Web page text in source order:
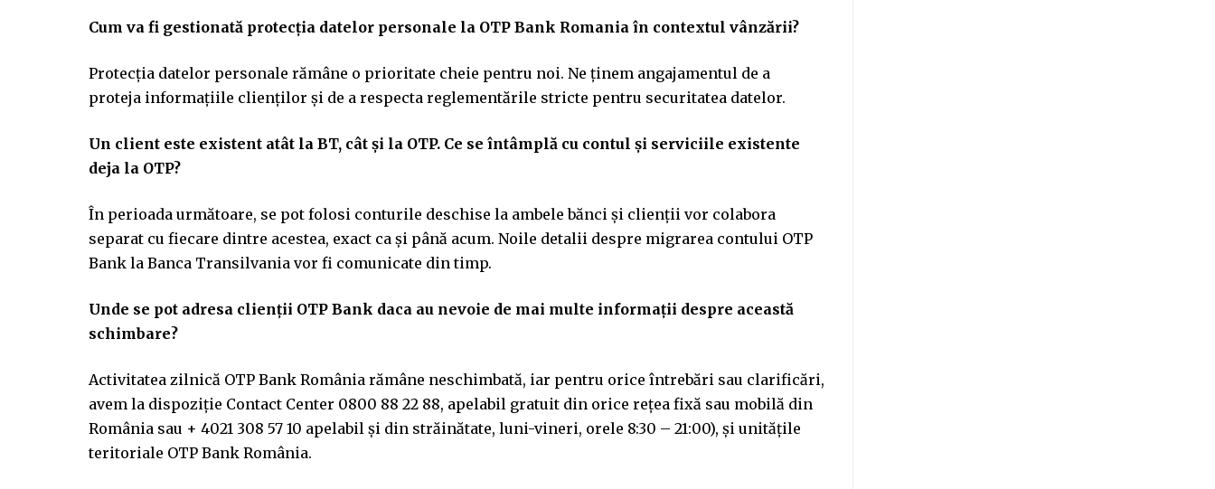
Cum va fi gestionată protecția datelor personale la OTP Bank Romania în contextul vânzării?
Protecția datelor personale rămâne o prioritate cheie pentru noi. Ne ținem angajamentul de a
proteja informațiile clienților și de a respecta reglementările stricte pentru securitatea datelor.
Un client este existent atât la BT, cât și la OTP. Ce se întâmplă cu contul și serviciile existente
deja la OTP?
În perioada următoare, se pot folosi conturile deschise la ambele bănci și clienții vor colabora
separat cu fiecare dintre acestea, exact ca și până acum. Noile detalii despre migrarea contului OTP
Bank la Banca Transilvania vor fi comunicate din timp.
Unde se pot adresa clienții OTP Bank daca au nevoie de mai multe informații despre această
schimbare?
Activitatea zilnică OTP Bank România rămâne neschimbată, iar pentru orice întrebări sau clarificări,
avem la dispoziție Contact Center 0800 88 22 88, apelabil gratuit din orice rețea fixă sau mobilă din
România sau + 4021 308 57 10 apelabil și din străinătate, luni-vineri, orele 8:30 – 21:00), și unitățile
teritoriale OTP Bank România.